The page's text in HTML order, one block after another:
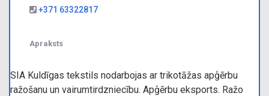
+371 63322817
Apraksts
SIA Kuldīgas tekstils nodarbojas ar trikotāžas apģērbu
ražošanu un vairumtirdzniecību. Apģērbu eksports. Ražo